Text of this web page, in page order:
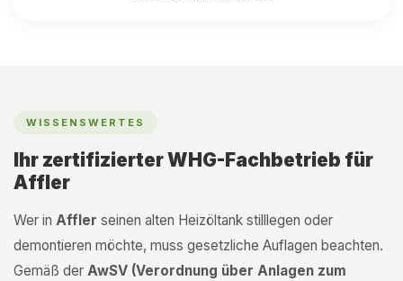
WISSENSWERTES
Ihr zertifizierter WHG-Fachbetrieb für
Affler
Wer in Affler seinen alten Heizöltank stilllegen oder
demontieren möchte, muss gesetzliche Auflagen beachten.
Gemäß der AwSV (Verordnung über Anlagen zum